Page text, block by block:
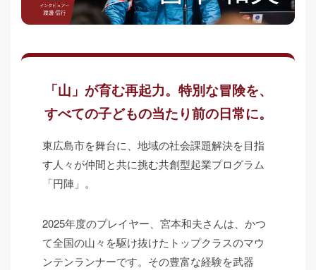
「山」が育む再起力。特別な冒険を、
すべての子どもの当たり前の日常に。
東広島市を舞台に、地域の社会課題解決を目指
す人々が仲間と共に挑む共創型起業プログラム
「円陣」。
2025年度のプレイヤー、宮本和夫さんは、かつ
て全国の山々を駆け抜けたトップクラスのマウ
ンテンランナーです。その豊富な経験を武器